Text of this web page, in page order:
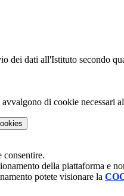
dei dati all'Istituto secondo
di cookie necessari
consentire.
della piattaforma e
potete visionare la